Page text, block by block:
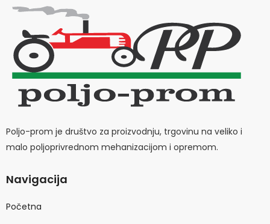
Poljo-prom je društvo za proizvodnju, trgovinu na veliko i
malo poljoprivrednom mehanizacijom i opremom.
Navigacija
Početna